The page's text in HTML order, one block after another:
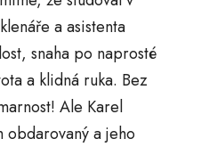
a asistenta
snaha po naprosté
a klidná ruka. Bez
Ale Karel
obdarovaný a jeho